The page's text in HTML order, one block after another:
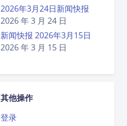
2026年3月24日新闻快报
2026 年 3 月 24 日
新闻快报 2026年3月15日
2026 年 3 月 15 日
其他操作
登录